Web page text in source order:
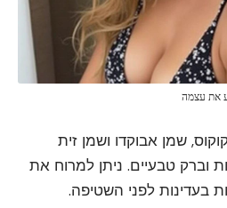
את עצמה
שמן אבוקדו ושמן זית
וברק טבעיים. ניתן למרוח את
בעדינות לפני השטיפה.